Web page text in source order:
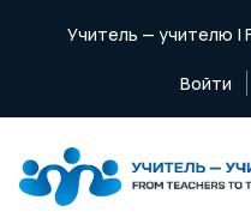
Учитель — учителю |
Войти